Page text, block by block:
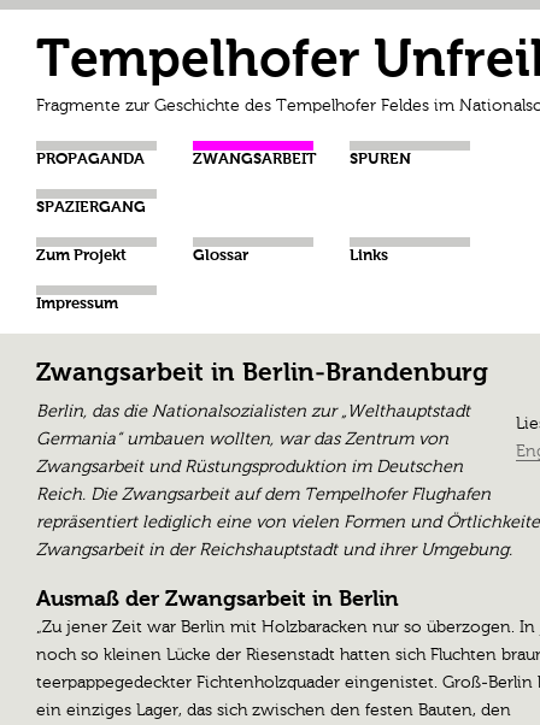
Tempelhofer
Fragmente zur Geschichte des Tempelhofer Feldes im
PROPAGANDA ZWANGSARBEIT SPUREN
SPAZIERGANG
Zum Projekt Glossar Links
Impressum
Zwangsarbeit in Berlin-Brandenburg
Berlin, das die Nationalsozialisten zur „Welthauptstadt
Germania“ umbauen wollten, war das Zentrum von
Zwangsarbeit und Rüstungsproduktion im Deutschen
Reich. Die Zwangsarbeit auf dem Tempelhofer Flughafen
repräsentiert lediglich eine von vielen Formen und
Zwangsarbeit in der Reichshauptstadt und ihrer Umgebung.
Ausmaß der Zwangsarbeit in Berlin
„Zu jener Zeit war Berlin mit Holzbaracken nur so überzogen. In
noch so kleinen Lücke der Riesenstadt hatten sich Fluchten
teerpappegedeckter Fichtenholzquader eingenistet. Groß-Berlin
ein einziges Lager, das sich zwischen den festen Bauten, den